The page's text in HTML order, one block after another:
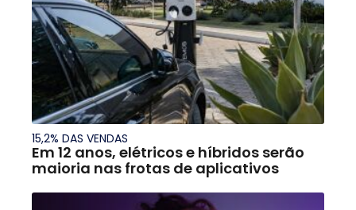
15,2% DAS VENDAS
Em 12 anos, elétricos e híbridos serão
maioria nas frotas de aplicativos